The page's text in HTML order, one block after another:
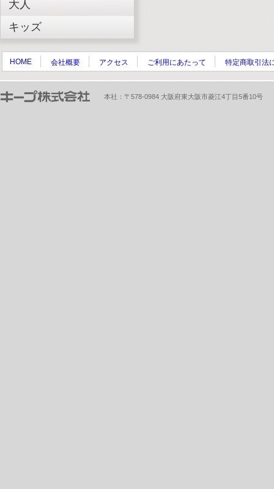
大人
キッズ
HOME 会社概要 アクセス ご利用にあたって 特定商取引法
本社：〒578-0984 大阪府東大阪市菱江4丁目5番10号